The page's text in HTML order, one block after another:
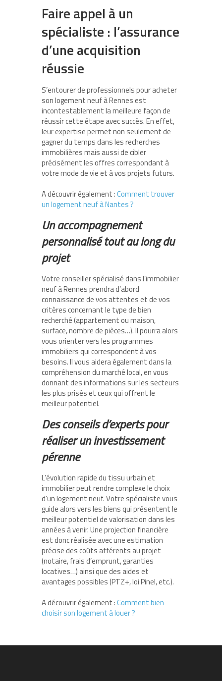
Faire appel à un
spécialiste : l’assurance
d’une acquisition
réussie
S’entourer de professionnels pour acheter
son logement neuf à Rennes est
incontestablement la meilleure façon de
réussir cette étape avec succès. En effet,
leur expertise permet non seulement de
gagner du temps dans les recherches
immobilières mais aussi de cibler
précisément les offres correspondant à
votre mode de vie et à vos projets futurs.
A découvrir également :Comment trouver
un logement neuf à Nantes ?
Un accompagnement
personnalisé tout au long du
projet
Votre conseiller spécialisé dans l’immobilier
neuf à Rennes prendra d’abord
connaissance de vos attentes et de vos
critères concernant le type de bien
recherché (appartement ou maison,
surface, nombre de pièces…). Il pourra alors
vous orienter vers les programmes
immobiliers qui correspondent à vos
besoins. Il vous aidera également dans la
compréhension du marché local, en vous
donnant des informations sur les secteurs
les plus prisés et ceux qui offrent le
meilleur potentiel.
Des conseils d’experts pour
réaliser un investissement
pérenne
L’évolution rapide du tissu urbain et
immobilier peut rendre complexe le choix
d’un logement neuf. Votre spécialiste vous
guide alors vers les biens qui présentent le
meilleur potentiel de valorisation dans les
années à venir. Une projection financière
est donc réalisée avec une estimation
précise des coûts afférents au projet
(notaire, frais d’emprunt, garanties
locatives…) ainsi que des aides et
avantages possibles (PTZ+, loi Pinel, etc.).
A découvrir également :Comment bien
choisir son logement à louer ?